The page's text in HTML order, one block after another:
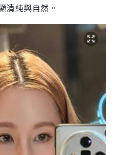
清純與自然。